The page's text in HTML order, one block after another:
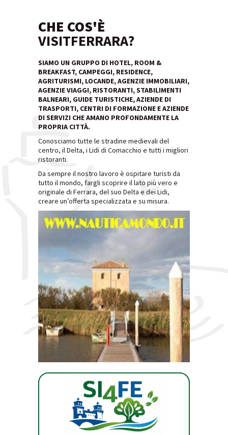
CHE COS'È
VISITFERRARA?
SIAMO UN GRUPPO DI HOTEL, ROOM &
BREAKFAST, CAMPEGGI, RESIDENCE,
AGRITURISMI, LOCANDE, AGENZIE IMMOBILIARI,
AGENZIE VIAGGI, RISTORANTI, STABILIMENTI
BALNEARI, GUIDE TURISTICHE, AZIENDE DI
TRASPORTI, CENTRI DI FORMAZIONE E AZIENDE
DI SERVIZI CHE AMANO PROFONDAMENTE LA
PROPRIA CITTÀ.
Conosciamo tutte le stradine medievali del
centro, il Delta, i Lidi di Comacchio e tutti i migliori
ristoranti.
Da sempre il nostro lavoro è ospitare turisti da
tutto il mondo, fargli scoprire il lato più vero e
originale di Ferrara, del suo Delta e dei Lidi,
creare un’offerta specializzata e su misura.